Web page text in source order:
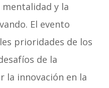
y la
El evento
prioridades de los
de la
la innovación en la